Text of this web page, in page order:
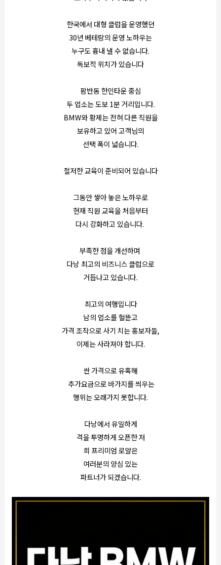
한국에서 대형 클럽을 운영했던
30년 베테랑의 운영 노하우는
누구도 흉내 낼 수 없습니다.
독보적 위치가 있습니다
팜반동 한인타운 중심
두 업소는 도보 1분 거리입니다.
BMW와 황제는 전혀 다른 직원을
보유하고 있어 고객님의
선택 폭이 넓습니다.
철저한 교육이 준비되어 있습니다
그동안 쌓아 놓은 노하우로
현재 직원 교육을 처음부터
다시 강화하고 있습니다.
부족한 점을 개선하며
다낭 최고의 비즈니스 클럽으로
거듭나고 있습니다.
최고의 여행입니다
남의 업소를 헐뜯고
가격 조작으로 사기 치는 홍보자들,
이제는 사라져야 합니다.
싼 가격으로 유혹해
추가요금으로 바가지를 씌우는
행위는 오래가지 못합니다.
다낭에서 유일하게
격을 투명하게 오픈한 저
희 프리미엄 로얄은
여러분의 양심 있는
파트너가 되겠습니다.